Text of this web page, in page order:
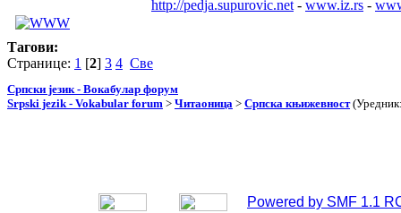
http://pedja.supurovic.net - www.iz.rs -
Тагови:
Странице: 1 [2] 3 4 Све
Српски језик - Вокабулар форум
Srpski jezik - Vokabular forum > Читаоница > Српска књижевност
Powered by SMF 1.1